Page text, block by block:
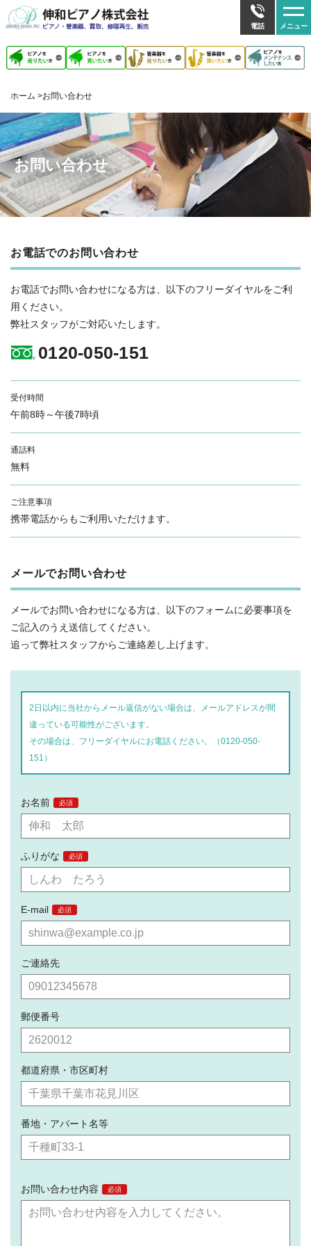
電話
メ
メニュー
ホーム お問い合わせ
お問い合わせ
お電話でのお問い合わせ
お電話でお問い合わせになる方は、以下のフリーダイヤルをご利
用ください。
弊社スタッフがご対応いたします。
0120-050-151
受付時間
午前8時～午後7時頃
通話料
無料
ご注意事項
携帯電話からもご利用いただけます。
メールでお問い合わせ
メールでお問い合わせになる方は、以下のフォームに必要事項を
ご記入のうえ送信してください。
追って弊社スタッフからご連絡差し上げます。
2日以内に当社からメール返信がない場合は、メールアドレスが間
違っている可能性がございます。
その場合は、フリーダイヤルにお電話ください。（0120-050-
151 ）
お名前
ふりがな
E-mail
ご連絡先
郵便番号
都道府県・市区町村
番地・アパート名等
お問い合わせ内容